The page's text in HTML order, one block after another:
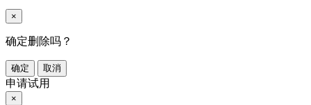
×
确定删除吗？
确定 取消
申请试用
×